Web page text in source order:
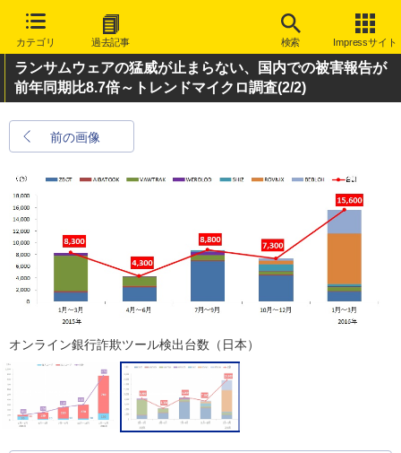
カテゴリ 過去記事 検索 Impressサイト
ランサムウェアの猛威が止まらない、国内での被害報告が
前年同期比8.7倍～トレンドマイクロ調査(2/2)
前の画像
オンライン銀行詐欺ツール検出台数（日本）